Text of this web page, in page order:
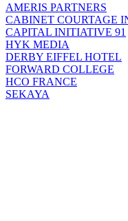
AMERIS PARTNERS
CABINET COURTAGE
CAPITAL INITIATIVE 91
HYK MEDIA
DERBY EIFFEL HOTEL
FORWARD COLLEGE
HCO FRANCE
SEKAYA